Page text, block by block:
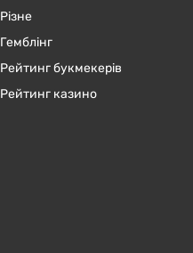
Різне
Гемблінг
Рейтинг букмекерів
Рейтинг казино